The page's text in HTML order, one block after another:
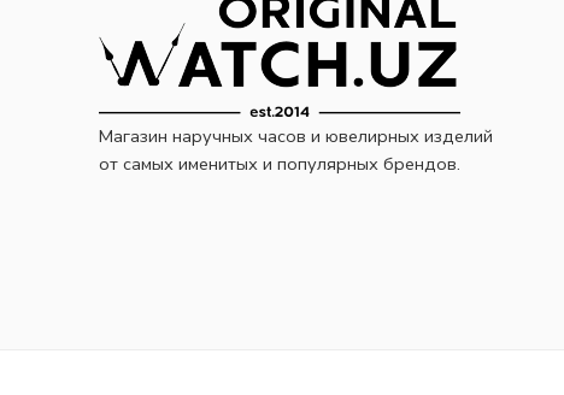
Магазин наручных часов и ювелирных изделий
от самых именитых и популярных брендов.